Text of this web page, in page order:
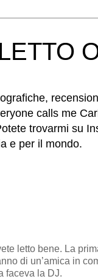
calls me
trovarmi su
e per il mondo.
letto bene. La
di un’amica in
faceva la DJ.